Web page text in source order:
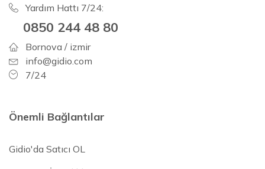
Yardım Hattı 7/24:
0850 244 48 80
Bornova / izmir
info@gidio.com
7/24
Önemli Bağlantılar
Gidio'da Satıcı OL